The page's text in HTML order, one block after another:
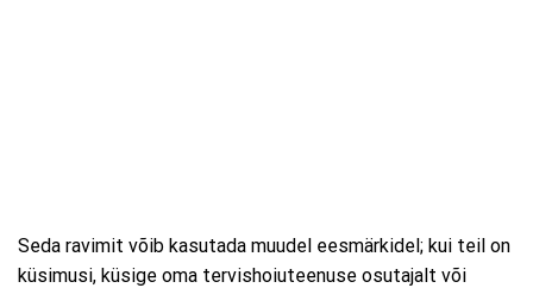
Seda ravimit võib kasutada muudel eesmärkidel; kui teil on
küsimusi, küsige oma tervishoiuteenuse osutajalt või